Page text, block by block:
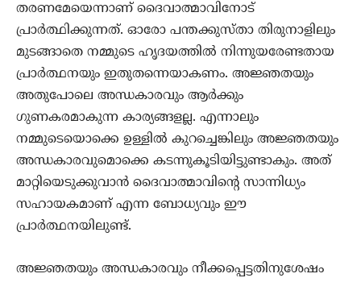
തരണമേയെന്നാണ്‌ ദൈവാത്മാവിനോട്‌
പ്രാർത്ഥിക്കുന്നത്‌. ഓരോ പന്തക്കുസ്താ തിരുനാളിലും
മുടങ്ങാതെ നമ്മുടെ ഹൃദയത്തിൽ നിന്നുയരേണ്ടതായ
പ്രാർത്ഥനയും ഇതുതന്നെയാകണം. അജ്ഞതയും
അതുപോലെ അന്ധകാരവും ആർക്കും
ഗുണകരമാകുന്ന കാര്യങ്ങളല്ല. എന്നാലും
നമ്മുടെയൊക്കെ ഉള്ളിൽ കുറച്ചെങ്കിലും അജ്ഞതയും
അന്ധകാരവുമൊക്കെ കടന്നുകൂടിയിട്ടുണ്ടാകും. അത്‌
മാറ്റിയെടുക്കുവാൻ ദൈവാത്മാവിന്റെ സാന്നിധ്യം
സഹായകമാണ്‌ എന്ന ബോധ്യവും ഈ
പ്രാർത്ഥനയിലുണ്ട്‌.
അജ്ഞതയും അന്ധകാരവും നീക്കപ്പെട്ടതിനുശേഷം